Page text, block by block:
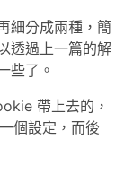
細分成兩種，簡
透過上一篇的解
些了。
帶上去的，
個設定，而後